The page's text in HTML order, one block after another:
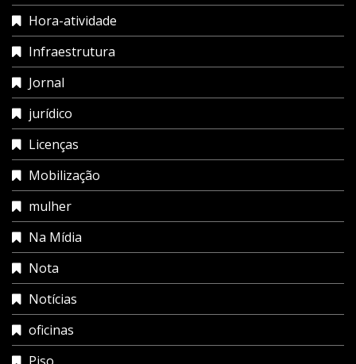
Hora-atividade
Infraestrutura
Jornal
jurídico
Licenças
Mobilização
mulher
Na Mídia
Nota
Notícias
oficinas